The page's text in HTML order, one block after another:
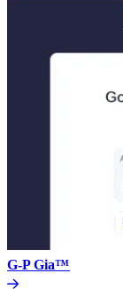
G-P Gia™​​